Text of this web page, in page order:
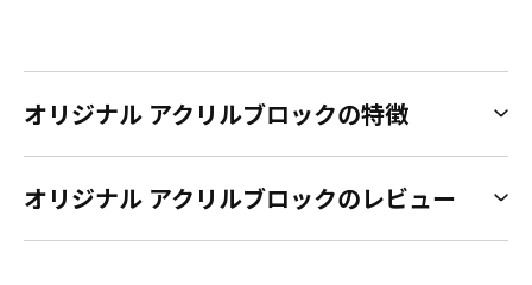
オリジナル アクリルブロックの特徴
オリジナル アクリルブロックのレビュー